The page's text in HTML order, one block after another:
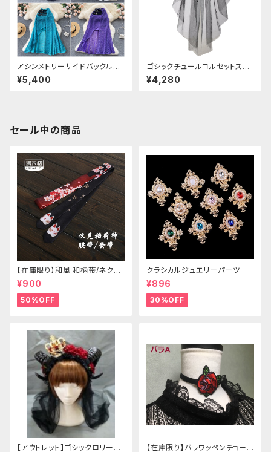
アシンメトリーサイドバックルメ
ッシュスカート
¥5,400
ゴシックチュールコルセットスカ
ート
¥4,280
セール中の商品
【在庫限り】和風 和柄帯/ネクタ
イ/リボン（狐面/金魚
¥900
50%OFF
クラシカルジュエリーパーツ
¥896
30%OFF
【アウトレット】ゴシックロリータ 【在庫限り】バラワッペンチョーカ